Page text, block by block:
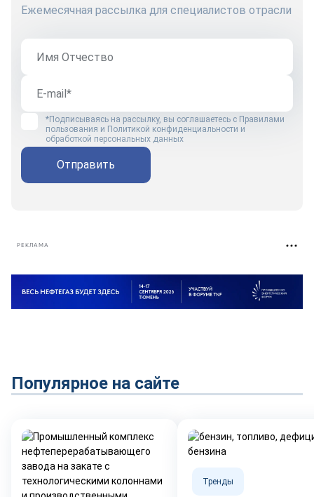
Ежемесячная рассылка для специалистов отрасли
*Подписываясь на рассылку, вы соглашаетесь с Правилами
пользования и Политикой конфиденциальности и
обработкой персональных данных
Отправить
РЕКЛАМА
Популярное на сайте
Тренды